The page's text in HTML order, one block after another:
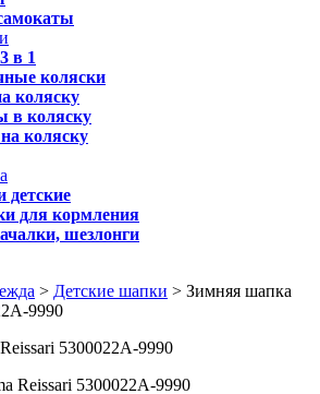
в 1
коляски
коляску
в коляску
коляску
детские
для кормления
шезлонги
> Детские шапки > Зимняя шапка
9990
5300022A-9990